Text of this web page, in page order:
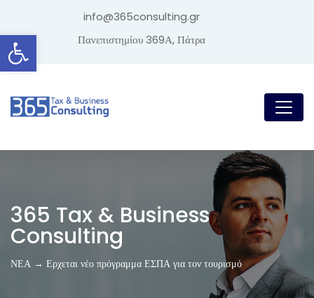
Ανοίξτε τη γραμμή εργαλείων
info@365consulting.gr
Πανεπιστημίου 369Α, Πάτρα
365 Tax & Business
Consulting
ΝΕΑ → Ερχεται νέο πρόγραμμα ΕΣΠΑ για τον τουρισμό